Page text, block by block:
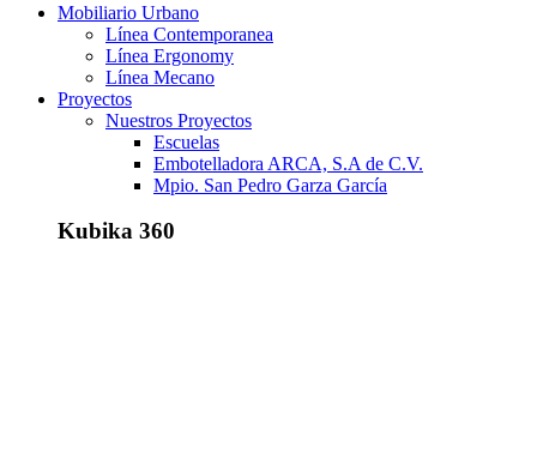
Mobiliario Urbano
Línea Contemporanea
Línea Ergonomy
Línea Mecano
Proyectos
Nuestros Proyectos
Escuelas
Embotelladora ARCA, S.A de C.V.
Mpio. San Pedro Garza García
Kubika 360